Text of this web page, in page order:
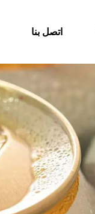
اتصل بنا